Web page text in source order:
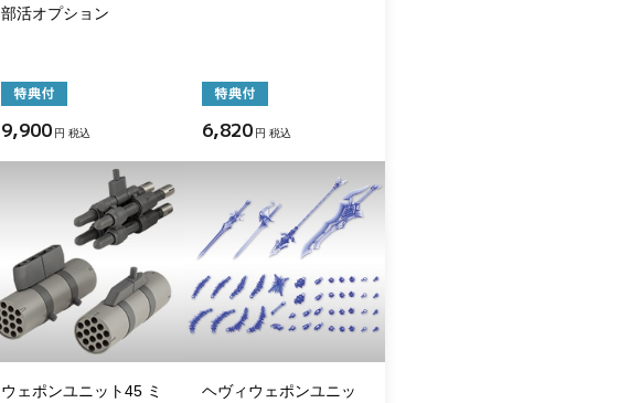
部活オプション
9,900 円 税込 6,820 円 税込
ウェポンユニット45 ミ
ヘヴィウェポンユニッ